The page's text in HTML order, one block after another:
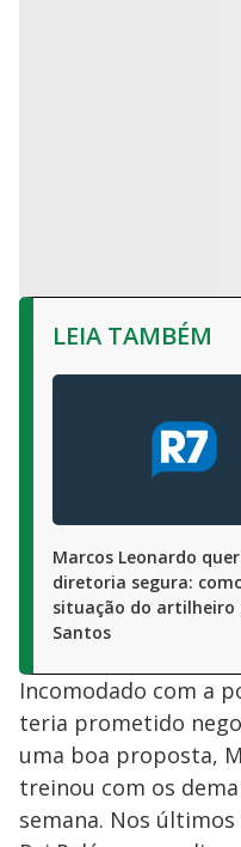
LEIA TAMBÉM
Marcos Leonardo
diretoria segura:
situação do artilheiro
Santos
Incomodado com a
teria prometido
uma boa proposta,
treinou com os
semana. Nos